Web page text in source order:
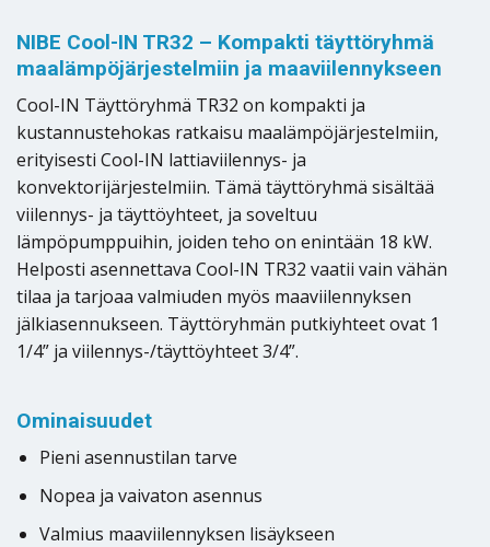
NIBE Cool-IN TR32 – Kompakti täyttöryhmä
maalämpöjärjestelmiin ja maaviilennykseen
Cool-IN Täyttöryhmä TR32 on kompakti ja
kustannustehokas ratkaisu maalämpöjärjestelmiin,
erityisesti Cool-IN lattiaviilennys- ja
konvektorijärjestelmiin. Tämä täyttöryhmä sisältää
viilennys- ja täyttöyhteet, ja soveltuu
lämpöpumppuihin, joiden teho on enintään 18 kW.
Helposti asennettava Cool-IN TR32 vaatii vain vähän
tilaa ja tarjoaa valmiuden myös maaviilennyksen
jälkiasennukseen. Täyttöryhmän putkiyhteet ovat 1
1/4” ja viilennys-/täyttöyhteet 3/4”.
Ominaisuudet
Pieni asennustilan tarve
Nopea ja vaivaton asennus
Valmius maaviilennyksen lisäykseen